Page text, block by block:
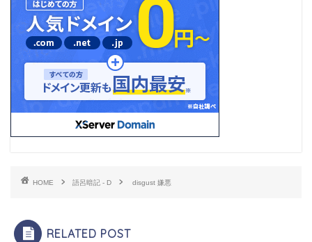
HOME 語呂暗記 - D disgust 嫌悪
RELATED POST